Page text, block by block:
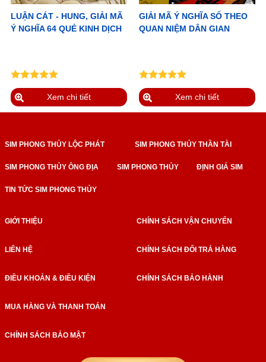
LUẬN CÁT - HUNG, GIẢI MÃ
Ý NGHĨA 64 QUẺ KINH DỊCH
Xem chi tiết
GIẢI MÃ Ý NGHĨA SỐ THEO
QUAN NIỆM DÂN GIAN
Xem chi tiết
SIM PHONG THỦY LỘC PHÁT SIM PHONG THỦY THẦN TÀI
SIM PHONG THỦY ÔNG ĐỊA SIM PHONG THỦY ĐỊNH GIÁ SIM
TIN TỨC SIM PHONG THỦY
GIỚI THIỆU
LIÊN HỆ
ĐIỀU KHOẢN & ĐIỀU KIỆN
MUA HÀNG VÀ THANH TOÁN
CHÍNH SÁCH BẢO MẬT
CHÍNH SÁCH VẬN CHUYỂN
CHÍNH SÁCH ĐỔI TRẢ HÀNG
CHÍNH SÁCH BẢO HÀNH